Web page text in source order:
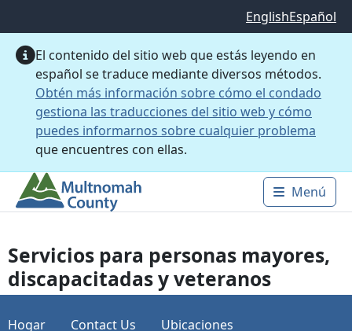
EnglishEspañol
El contenido del sitio web que estás leyendo en
español se traduce mediante diversos métodos.
Obtén más información sobre cómo el condado
gestiona las traducciones del sitio web y cómo
puedes informarnos sobre cualquier problema
que encuentres con ellas.
Main
Menú
Servicios para personas mayores,
discapacitadas y veteranos
Hogar Contact Us Ubicaciones